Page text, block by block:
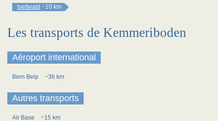
Iseltwald ~10 km
Les transports de Kemmeriboden
Aéroport international
Bern Belp ~36 km
Autres transports
Air Base
~15 km